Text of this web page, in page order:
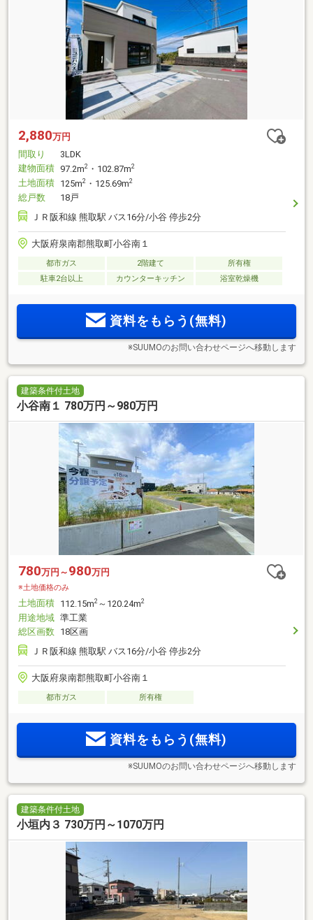
2,880万円
間取り
3LDK
建物面積 97.2m2 ・102.87m2
土地面積 125m2 ・125.69m2
総戸数
18戸
ＪＲ阪和線 熊取駅 バス16分/小谷 停歩2分
大阪府泉南郡熊取町小谷南１
都市ガス 2階建て
所有権
駐車2台以上
カウンターキッチン 浴室乾燥機
資料をもらう(無料)
※SUUMOのお問い合わせページへ移動します
建築条件付土地
小谷南１ 780万円～980万円
780万円～ 980万円
※土地価格のみ
土地面積 112.15m2 ～120.24m2
用途地域 準工業
総区画数 18区画
ＪＲ阪和線 熊取駅 バス16分/小谷 停歩2分
大阪府泉南郡熊取町小谷南１
都市ガス 所有権
資料をもらう(無料)
※SUUMOのお問い合わせページへ移動します
建築条件付土地
小垣内３ 730万円～1070万円